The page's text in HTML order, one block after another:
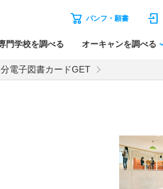
パンフ・願書
門学校を調べる オーキャンを調べる
電子図書カードGET